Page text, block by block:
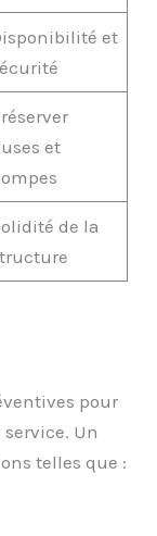
et
et
de la
pour
Un
telles que :